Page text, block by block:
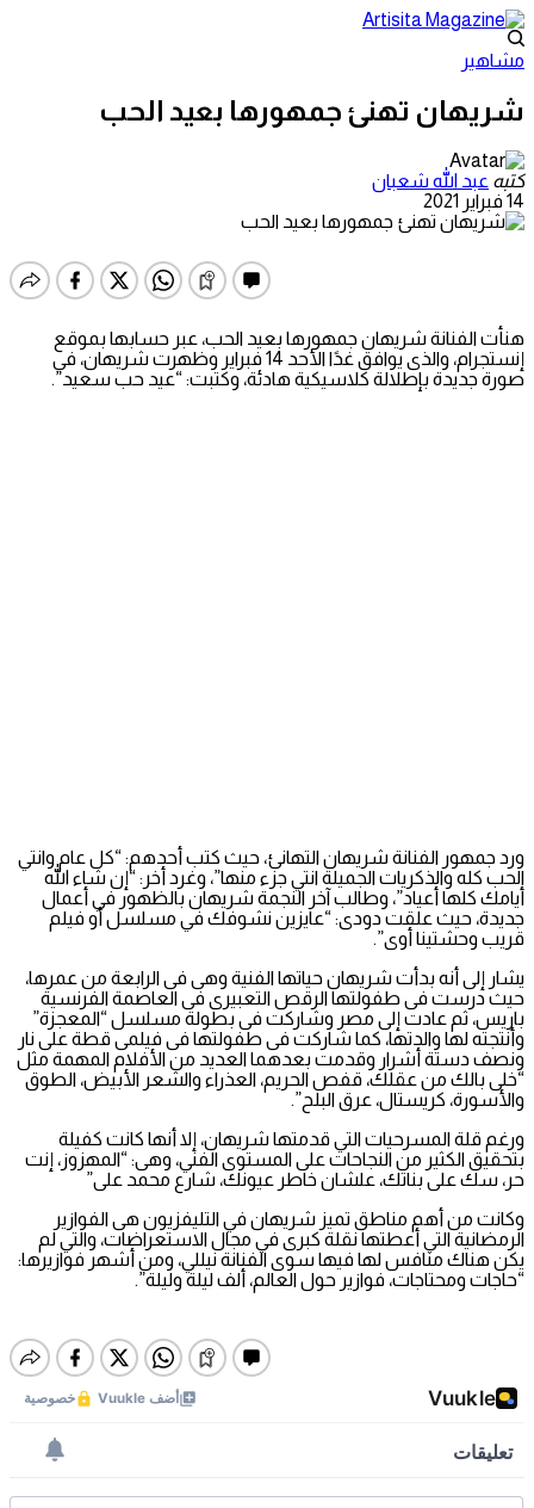
مشاهير
شريهان تهنئ جمهورها بعيد الحب
كتبه عبد الله شعبان
14 فبراير 2021
هنأت الفنانة شريهان جمهورها بعيد الحب، عبر حسابها بموقع
إنستجرام، والذى يوافق غدًا الأحد 14 فبراير وظهرت شريهان، في
صورة جديدة بإطلالة كلاسيكية هادئة، وكتبت: “عيد حب سعيد”.
ورد جمهور الفنانة شريهان التهانئ، حيث كتب أحدهم: “كل عام وانتي
الحب كله والذكريات الجميلة انتي جزء منها”، وغرد أخر: “إن شاء الله
أيامك كلها أعياد”، وطالب آخر النجمة شريهان بالظهور في أعمال
جديدة، حيث علقت دودى: “عايزين نشوفك في مسلسل أو فيلم
قريب وحشتينا أوى”.
يشار إلى أنه بدأت شريهان حياتها الفنية وهى فى الرابعة من عمرها،
حيث درست فى طفولتها الرقص التعبيرى فى العاصمة الفرنسية
باريس، ثم عادت إلى مصر وشاركت فى بطولة مسلسل “المعجزة”
وأنتجته لها والدتها، كما شاركت فى طفولتها فى فيلمى قطة على نار
ونصف دستة أشرار وقدمت بعدهما العديد من الأفلام المهمة مثل
“خلى بالك من عقلك، قفص الحريم، العذراء والشعر الأبيض، الطوق
والأسورة، كريستال، عرق البلح”.
ورغم قلة المسرحيات التي قدمتها شريهان، إلا أنها كانت كفيلة
بتحقيق الكثير من النجاحات على المستوى الفني، وهى: “المهزوز، إنت
حر، سك على بناتك، علشان خاطر عيونك، شارع محمد على”
وكانت من أهم مناطق تميز شريهان في التليفزيون هى الفوازير
الرمضانية التي أعطتها نقلة كبرى في مجال الاستعراضات، والتي لم
يكن هناك منافس لها فيها سوى الفنانة نيللي، ومن أشهر فوازيرها:
“حاجات ومحتاجات، فوازير حول العالم، ألف ليلة وليلة”.